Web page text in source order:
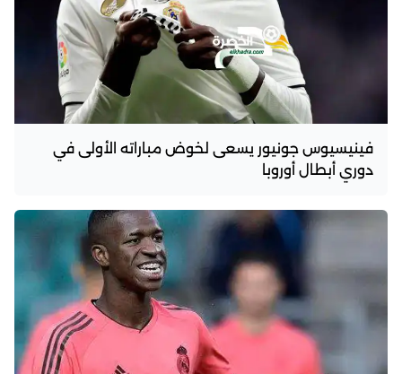
فينيسيوس جونيور يسعى لخوض مباراته الأولى في
دوري أبطال أوروبا